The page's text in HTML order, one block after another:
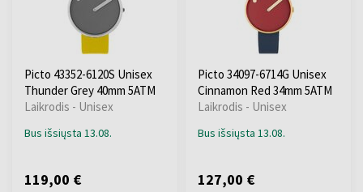
Picto 43352-6120S Unisex
Thunder Grey 40mm 5ATM
Laikrodis - Unisex
Bus išsiųsta 13.08.
119,00 €
Picto 34097-6714G Unisex
Cinnamon Red 34mm 5ATM
Laikrodis - Unisex
Bus išsiųsta 13.08.
127,00 €